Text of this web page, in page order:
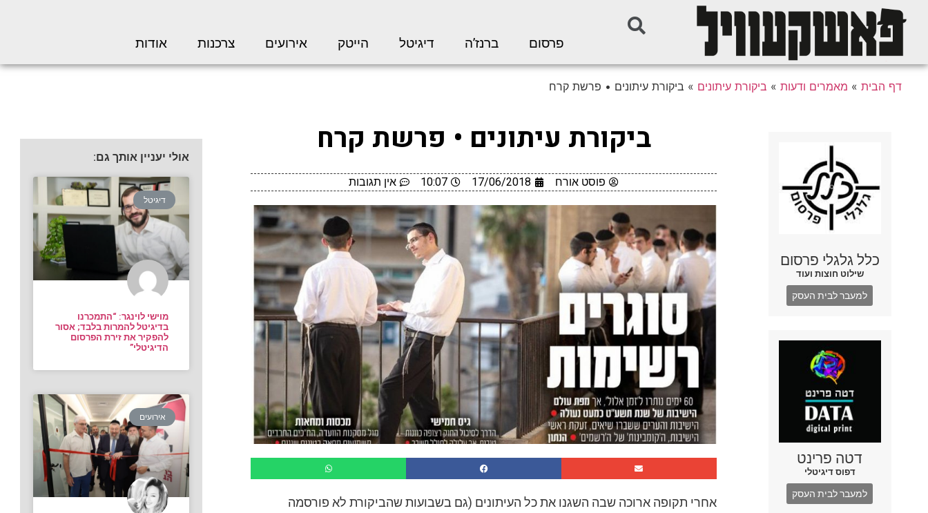
פרסום ברנז’ה דיגיטל הייטק אירועים צרכנות אודות
דף הבית » מאמרים ודעות » ביקורת עיתונים » ביקורת עיתונים • פרשת קרח
כלל גלגלי פרסום
שילוט חוצות ועוד
למעבר לבית העסק
דטה פרינט
דפוס דיגיטלי
למעבר לבית העסק
ביקורת עיתונים • פרשת קרח
פוסט אורח 17/06/2018
10:07 אין תגובות
אחרי תקופה ארוכה שבה השגנו את כל העיתונים (גם בשבועות שהביקורת לא פורסמה
אולי יעניין אותך גם:
דיגיטל
מוישי לוינגר: “התמכרנו
בדיגיטל להמרות בלבד; אסור
להפקיר את זירת הפרסום
הדיגיטלי”
אירועים